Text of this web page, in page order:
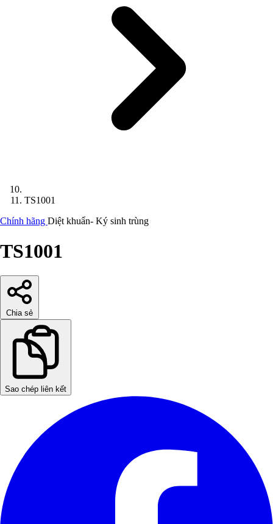
TS1001
Chính hãng Diệt khuẩn- Ký sinh trùng
TS1001
Chia sẻ
Sao chép liên kết